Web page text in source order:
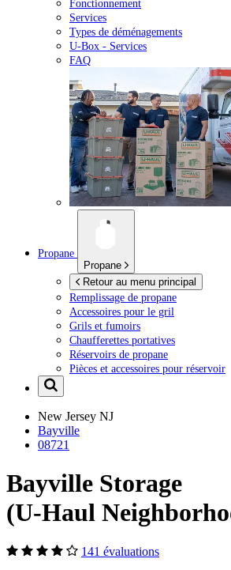
Fonctionnement
Services
Types de déménagements
U-Box - Services
FAQ
Propane
Propane
Retour au menu principal
Remplissage de propane
Accessoires pour le gril
Grils et fumoirs
Chaufferettes portatives
Réservoirs de propane
Pièces et accessoires pour réservoir
New Jersey NJ
Bayville
08721
Bayville Storage
(U-Haul
141 évaluations